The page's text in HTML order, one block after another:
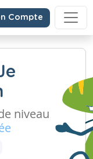
Compte
niveau